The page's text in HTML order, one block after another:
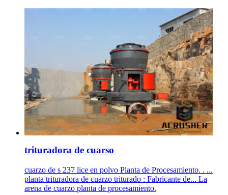
trituradora de cuarso
cuarzo de s 237 lice en polvo Planta de Procesamiento. . ...
planta trituradora de cuarzo triturado : Fabricante de... La
arena de cuarzo planta de procesamiento.